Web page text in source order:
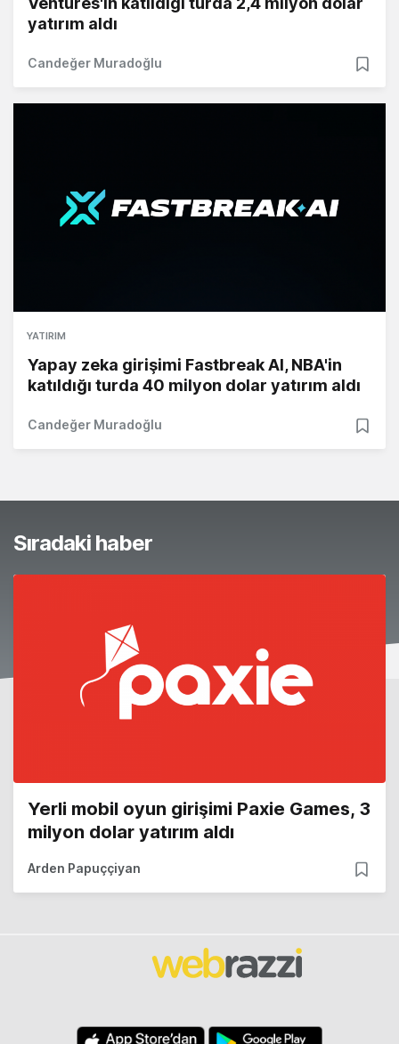
yatırım aldı
Candeğer Muradoğlu
YATIRIM
Yapay zeka girişimi Fastbreak AI, NBA'in
katıldığı turda 40 milyon dolar yatırım aldı
Candeğer Muradoğlu
Sıradaki haber
Yerli mobil oyun girişimi Paxie Games, 3
milyon dolar yatırım aldı
Arden Papuççiyan